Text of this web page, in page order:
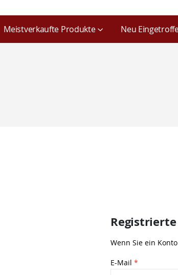
Meistverkaufte Produkte Neu
Wenn Sie ein
E-Mail